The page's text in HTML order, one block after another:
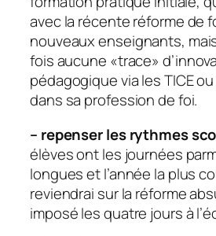
avec la récente réforme de
nouveaux enseignants,
fois aucune «trace»
pédagogique via les TICE
dans sa profession de foi.
– repenser les rythmes
élèves ont les journées
longues et l’année la plus
reviendrai sur la réforme
imposé les quatre jours à